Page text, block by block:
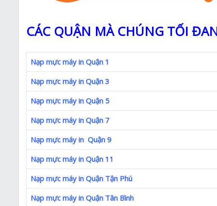
CÁC QUẬN MÀ CHÚNG TỐI
Nạp mực máy in Quận 1
Nạp mực máy in Quận 3
Nạp mực máy in Quận 5
Nạp mực máy in Quận 7
Nạp mực máy in Quận 9
Nạp mực máy in Quận 11
Nạp mực máy in Quận Tận Phú
Nạp mực máy in Quận Tân Bình